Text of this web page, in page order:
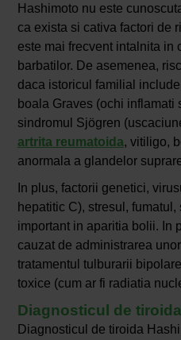
Hashimoto nu este
ca exista si cativa factori de
este mai frecvent intalnita in
barbatilor. De asemenea,
daca istoricul familial
boala Graves (ochi inflamati
sindromul Sjögren
artrita reumatoida, vitiligo,
anormala a glandelor
In plus, factorii genetici,
hepatitic C), stresul,
important in aparitia bolii. In
cauzat de administrarea
tratamentul tulburarii
toxice (cum ar fi radiatia
Diagnosticul de
Diagnosticul de tiroida